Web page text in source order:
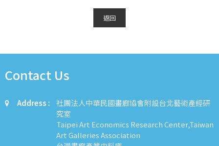
返回
Contact Us
Address :
社團法人中華民國畫廊協會附設台北藝術產經研
究室
Taipei Art Economics Research Center,Taiwan
Art Galleries Association